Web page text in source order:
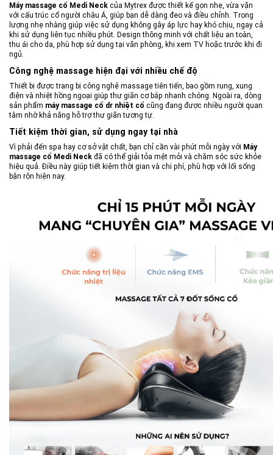
Máy massage cổ Medi Neck của Mytrex được thiết kế gọn nhẹ, vừa vặn
với cấu trúc cổ người châu Á, giúp bạn dễ dàng đeo và điều chỉnh. Trọng
lượng nhẹ nhàng giúp việc sử dụng không gây áp lực hay khó chịu, ngay cả
khi sử dụng liên tục nhiều phút. Design thông minh với chất liệu an toàn,
thu ái cho da, phù hợp sử dụng tại văn phòng, khi xem TV hoặc trước khi đi
ngủ.
Công nghệ massage hiện đại với nhiều chế độ
Thiết bị được trang bị công nghệ massage tiên tiến, bao gồm rung, xung
điện và nhiệt hồng ngoại giúp thư giãn cơ bắp nhanh chóng. Ngoài ra, dòng
sản phẩm máy massage cổ dr nhiệt cổ cũng đang được nhiều người quan
tâm nhờ khả năng hỗ trợ thư giãn tương tự.
Tiết kiệm thời gian, sử dụng ngay tại nhà
Vì phải đến spa hay cơ sở vật chất, bạn chỉ cần vài phút mỗi ngày với Máy
massage cổ Medi Neck đã có thể giải tỏa mệt mỏi và chăm sóc sức khỏe
hiệu quả. Điều này giúp tiết kiệm thời gian và chi phí, phù hợp với lối sống
bận rộn hiện nay.